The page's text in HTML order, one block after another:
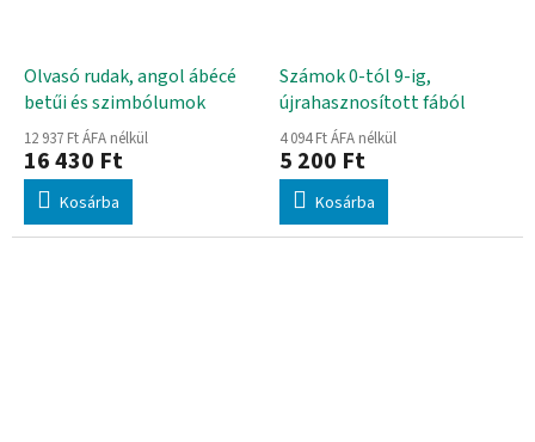
Olvasó rudak, angol ábécé
betűi és szimbólumok
12 937 Ft ÁFA nélkül
16 430 Ft
Kosárba
Számok 0-tól 9-ig,
újrahasznosított fából
4 094 Ft ÁFA nélkül
5 200 Ft
Kosárba